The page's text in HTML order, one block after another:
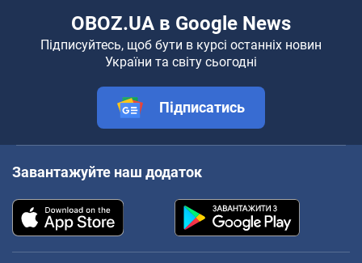
OBOZ.UA в Google News
Підписуйтесь, щоб бути в курсі останніх новин
України та світу сьогодні
Підписатись
Завантажуйте наш додаток